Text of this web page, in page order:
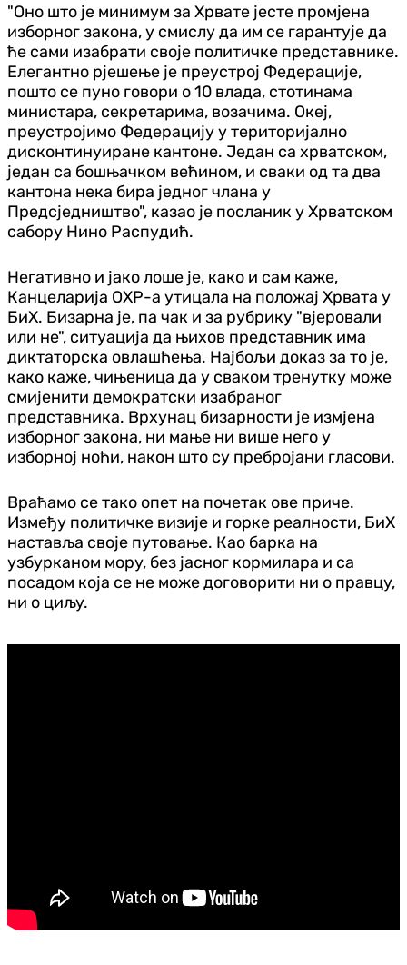
"Оно што је минимум за Хрвате јесте промјена
изборног закона, у смислу да им се гарантује да
ће сами изабрати своје политичке представнике.
Елегантно рјешење је преустрој Федерације,
пошто се пуно говори о 10 влада, стотинама
министара, секретарима, возачима. Океј,
преустројимо Федерацију у територијално
дисконтинуиране кантоне. Један са хрватском,
један са бошњачком већином, и сваки од та два
кантона нека бира једног члана у
Предсједништво", казао је посланик у Хрватском
сабору Нино Распудић.
Негативно и јако лоше је, како и сам каже,
Канцеларија ОХР-а утицала на положај Хрвата у
БиХ. Бизарна је, па чак и за рубрику "вјеровали
или не", ситуација да њихов представник има
диктаторска овлашћења. Најбољи доказ за то је,
како каже, чињеница да у сваком тренутку може
смијенити демократски изабраног
представника. Врхунац бизарности је измјена
изборног закона, ни мање ни више него у
изборној ноћи, након што су пребројани гласови.
Враћамо се тако опет на почетак ове приче.
Између политичке визије и горке реалности, БиХ
наставља своје путовање. Као барка на
узбурканом мору, без јасног кормилара и са
посадом која се не може договорити ни о правцу,
ни о циљу.